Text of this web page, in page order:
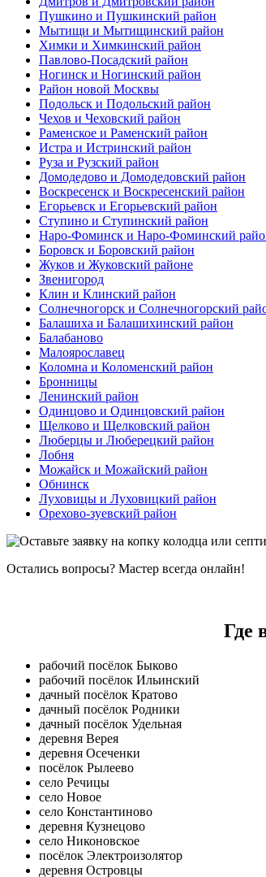
Пушкино и Пушкинский район
Мытищи и Мытищинский район
Химки и Химкинский район
Павлово-Посадский район
Ногинск и Ногинский район
Район новой Москвы
Подольск и Подольский район
Чехов и Чеховский район
Раменское и Раменский район
Истра и Истринский район
Руза и Рузский район
Домодедово и Домодедовский район
Воскресенск и Воскресенский район
Егорьевск и Егорьевский район
Ступино и Ступинский район
Наро-Фоминск и Наро-Фоминский
Боровск и Боровский район
Жуков и Жуковский районе
Звенигород
Клин и Клинский район
Солнечногорск и Солнечногорский
Балашиха и Балашихинский район
Балабаново
Малоярославец
Коломна и Коломенский район
Бронницы
Ленинский район
Одинцово и Одинцовский район
Щелково и Щелковский район
Люберцы и Люберецкий район
Лобня
Можайск и Можайский район
Обнинск
Луховицы и Луховицкий район
Орехово-зуевский район
Остались вопросы? Мастер всегда онлайн!
Где
рабочий посёлок Быково
рабочий посёлок Ильинский
дачный посёлок Кратово
дачный посёлок Родники
дачный посёлок Удельная
деревня Верея
деревня Осеченки
посёлок Рылеево
село Речицы
село Новое
село Константиново
деревня Кузнецово
село Никоновское
посёлок Электроизолятор
деревня Островцы